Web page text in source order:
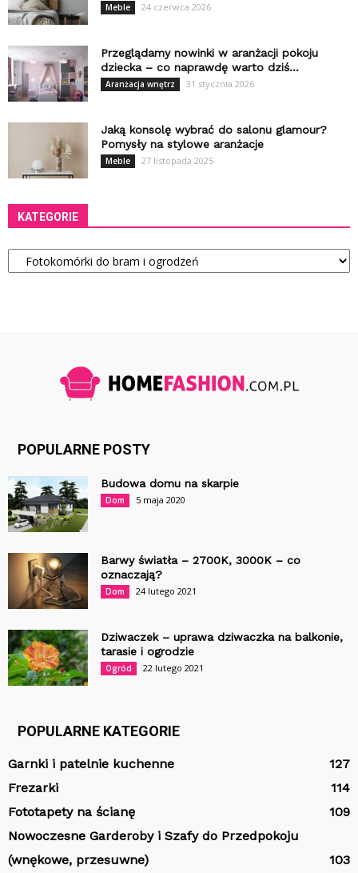
Meble 24 czerwca 2026
Przeglądamy nowinki w aranżacji pokoju
dziecka – co naprawdę warto dziś...
Aranżacja wnętrz 31 stycznia 2026
Jaką konsolę wybrać do salonu glamour?
Pomysły na stylowe aranżacje
Meble 27 listopada 2025
KATEGORIE
Kategorie
POPULARNE POSTY
Budowa domu na skarpie
Dom 5 maja 2020
Barwy światła – 2700K, 3000K – co
oznaczają?
Dom 24 lutego 2021
Dziwaczek – uprawa dziwaczka na balkonie,
tarasie i ogrodzie
Ogród 22 lutego 2021
POPULARNE KATEGORIE
Garnki i patelnie kuchenne
127
Frezarki
114
Fototapety na ścianę
109
Nowoczesne Garderoby i Szafy do Przedpokoju
(wnękowe, przesuwne)
103